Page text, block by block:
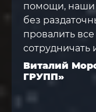
помощи, наши
без
провалить
сотрудничать
Виталий
ГРУПП»